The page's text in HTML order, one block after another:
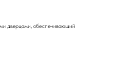
дверцами, обеспечивающий